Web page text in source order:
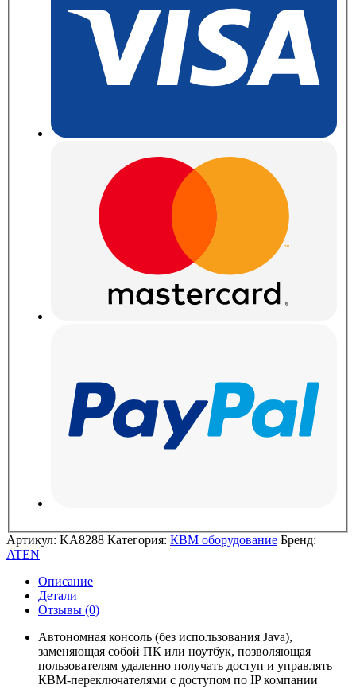
Артикул: KA8288 Категория: КВМ оборудование Бренд:
ATEN
Описание
Детали
Отзывы (0)
Автономная консоль (без использования Java),
заменяющая собой ПК или ноутбук, позволяющая
пользователям удаленно получать доступ и управлять
КВМ-переключателями с доступом по IP компании